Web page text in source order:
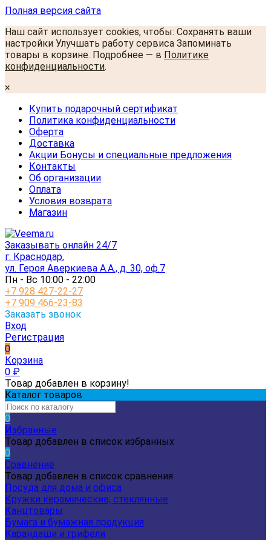
Полная версия сайта
Наш сайт использует cookies, чтобы: Сохранять ваши
настройки Улучшать работу сервиса Запоминать
товары в корзине. Подробнее — в Политике
конфиденциальности.
×
Купить подарочный сертификат
Политика конфиденциальности
Оферта
Доставка
Акции Бонусы и специальные предложения
Контакты
Об организации
Оплата
Условия возврата
Магазин
Заказывать онлайн 24/7
г. Краснодар,
ул. Героя Аверкиева А.А., д. 30, оф.7
Пн - Вс 10:00 - 22:00
+7 928 427-22-27
+7 909 466-23-83
Заказать звонок
Вход
Регистрация
0
Корзина
0 ₽
Товар добавлен в корзину!
Каталог товаров
0
Избранные
Товар добавлен в список избранных
0
Сравнение
Товар добавлен в список сравнения
Посуда для дома и офиса
Кружки керамические, стеклянные
Канцтовары
Бумага и бумажная продукция
Карандаши и грифели